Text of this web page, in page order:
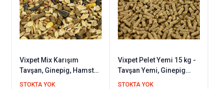
Vixpet Mix Karışım
Tavşan, Ginepig, Hamster
Kemirgen Yemi 15 kg
STOKTA YOK
Vixpet Pelet Yemi 15 kg -
Tavşan Yemi, Ginepig
Yemi, Hamster Yemi /
STOKTA YOK